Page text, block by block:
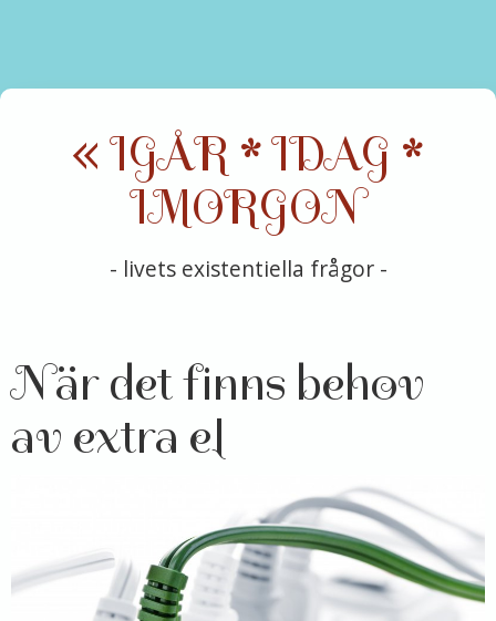
« IGÅR * IDAG *
IMORGON
- livets existentiella frågor -
När det finns behov
av extra el